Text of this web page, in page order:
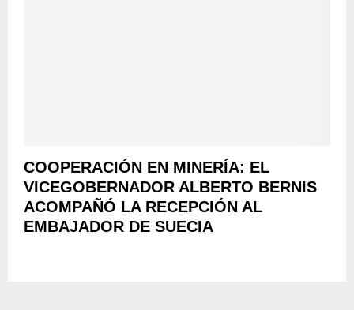
COOPERACIÓN EN MINERÍA: EL
VICEGOBERNADOR ALBERTO BERNIS
ACOMPAÑÓ LA RECEPCIÓN AL
EMBAJADOR DE SUECIA